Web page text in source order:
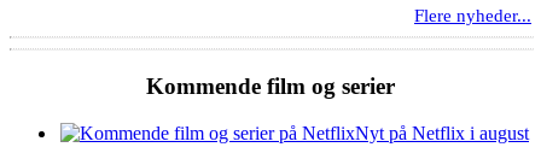
Flere nyheder...
Kommende film og serier
Nyt på Netflix i august